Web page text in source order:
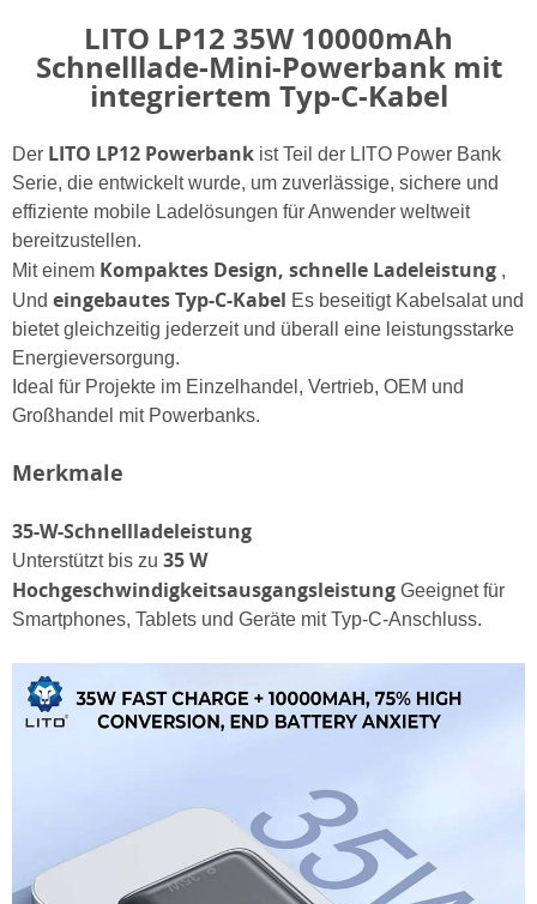
LITO LP12 35W 10000mAh
Schnelllade-Mini-Powerbank mit
integriertem Typ-C-Kabel
Der LITO LP12 Powerbank ist Teil der LITO Power Bank
Serie, die entwickelt wurde, um zuverlässige, sichere und
effiziente mobile Ladelösungen für Anwender weltweit
bereitzustellen.
Mit einem Kompaktes Design, schnelle Ladeleistung ,
Und eingebautes Typ-C-Kabel Es beseitigt Kabelsalat und
bietet gleichzeitig jederzeit und überall eine leistungsstarke
Energieversorgung.
Ideal für Projekte im Einzelhandel, Vertrieb, OEM und
Großhandel mit Powerbanks.
Merkmale
35-W-Schnellladeleistung
Unterstützt bis zu 35 W
Hochgeschwindigkeitsausgangsleistung Geeignet für
Smartphones, Tablets und Geräte mit Typ-C-Anschluss.